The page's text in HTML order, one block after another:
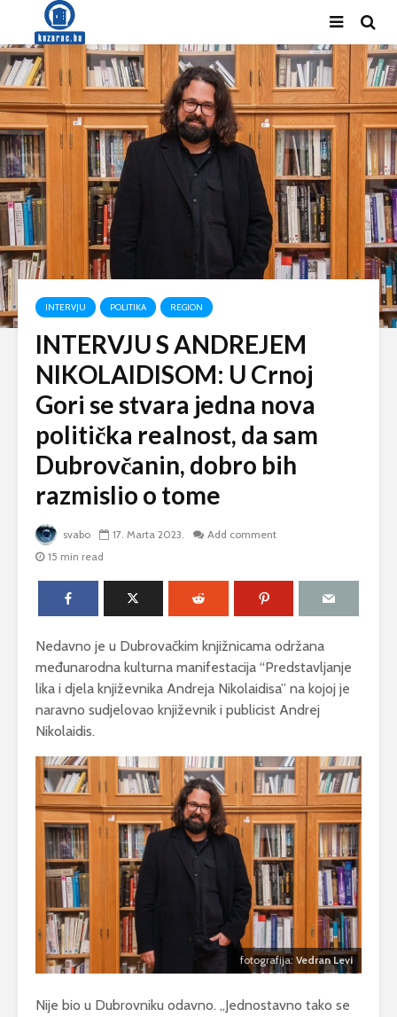
INTERVJU POLITIKA REGION
INTERVJU S ANDREJEM
NIKOLAIDISOM: U Crnoj
Gori se stvara jedna nova
politička realnost, da sam
Dubrovčanin, dobro bih
razmislio o tome
svabo 17. Marta 2023.
Add comment
15 min read
Nedavno je u Dubrovačkim knjižnicama održana
međunarodna kulturna manifestacija “Predstavljanje
lika i djela književnika Andreja Nikolaidisa” na kojoj je
naravno sudjelovao književnik i publicist Andrej
Nikolaidis.
fotografija: Vedran Levi
Nije bio u Dubrovniku odavno. „Jednostavno tako se